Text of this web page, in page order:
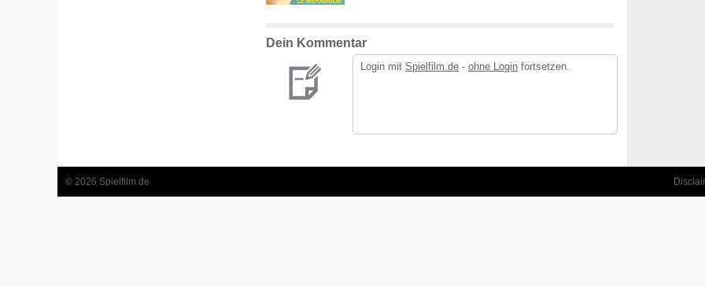
Dein Kommentar
Login mit Spielfilm.de - ohne Login fortsetzen.
© 2026 Spielfilm.de